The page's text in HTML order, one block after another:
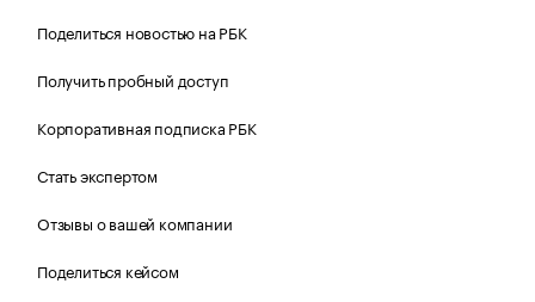
Поделиться новостью на РБК
Получить пробный доступ
Корпоративная подписка РБК
Стать экспертом
Отзывы о вашей компании
Поделиться кейсом